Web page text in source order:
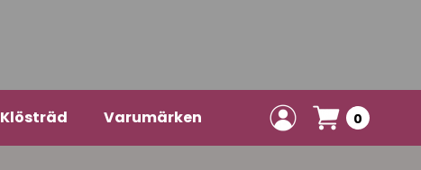
Klösträd Varumärken 0